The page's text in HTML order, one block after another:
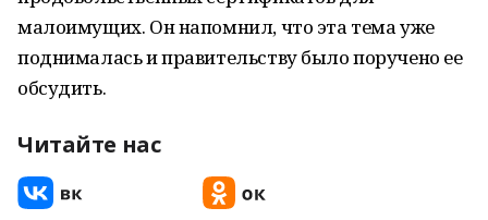
малоимущих. Он напомнил, что эта тема уже
поднималась и правительству было поручено ее
обсудить.
Читайте нас